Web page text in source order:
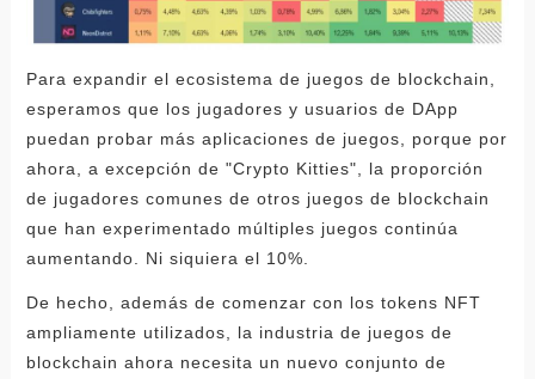
Para expandir el ecosistema de juegos de blockchain,
esperamos que los jugadores y usuarios de DApp
puedan probar más aplicaciones de juegos, porque por
ahora, a excepción de "Crypto Kitties", la proporción
de jugadores comunes de otros juegos de blockchain
que han experimentado múltiples juegos continúa
aumentando. Ni siquiera el 10%.
De hecho, además de comenzar con los tokens NFT
ampliamente utilizados, la industria de juegos de
blockchain ahora necesita un nuevo conjunto de